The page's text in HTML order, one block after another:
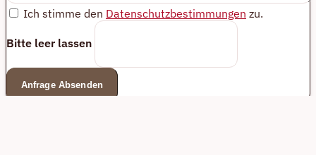
Ich stimme den Datenschutzbestimmungen zu.
Bitte leer lassen
Anfrage Absenden